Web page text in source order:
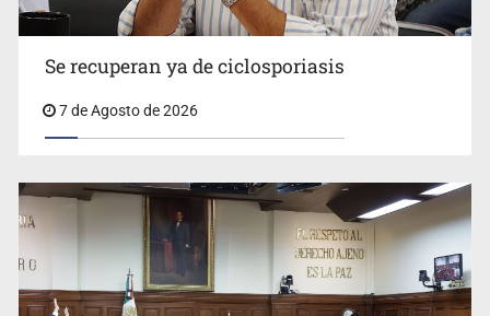
UdeG convierte residuos de agave en biotextil
Se recuperan ya de ciclosporiasis
7 de Agosto de 2026